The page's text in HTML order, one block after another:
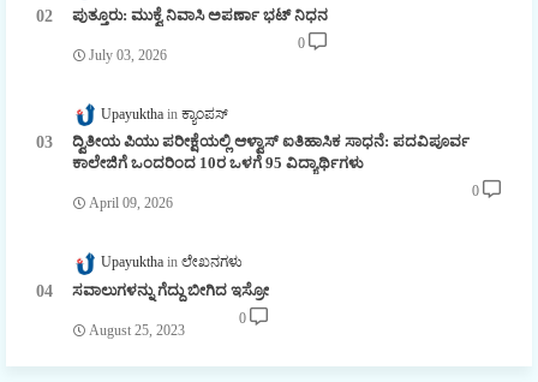
ಪುತ್ತೂರು: ಮುಕ್ವೆ ನಿವಾಸಿ ಅಪರ್ಣಾ ಭಟ್ ನಿಧನ
July 03, 2026
0
Upayuktha ಕ್ಯಾಂಪಸ್
ದ್ವಿತೀಯ ಪಿಯು ಪರೀಕ್ಷೆಯಲ್ಲಿ ಆಳ್ವಾಸ್ ಐತಿಹಾಸಿಕ ಸಾಧನೆ: ಪದವಿಪೂರ್ವ
ಕಾಲೇಜಿಗೆ ಒಂದರಿಂದ 10ರ ಒಳಗೆ 95 ವಿದ್ಯಾರ್ಥಿಗಳು
April 09, 2026
0
Upayuktha ಲೇಖನಗಳು
ಸವಾಲುಗಳನ್ನು ಗೆದ್ದು ಬೀಗಿದ ಇಸ್ರೋ
August 25, 2023
0